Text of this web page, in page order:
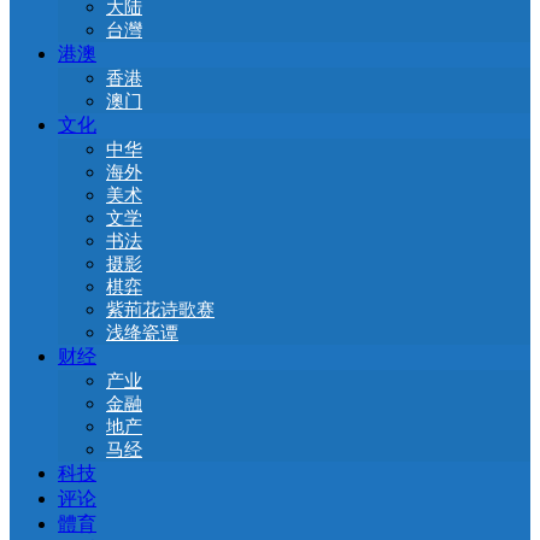
大陆
台灣
港澳
香港
澳门
文化
中华
海外
美术
文学
书法
摄影
棋弈
紫荊花诗歌赛
浅绛瓷谭
财经
产业
金融
地产
马经
科技
评论
體育